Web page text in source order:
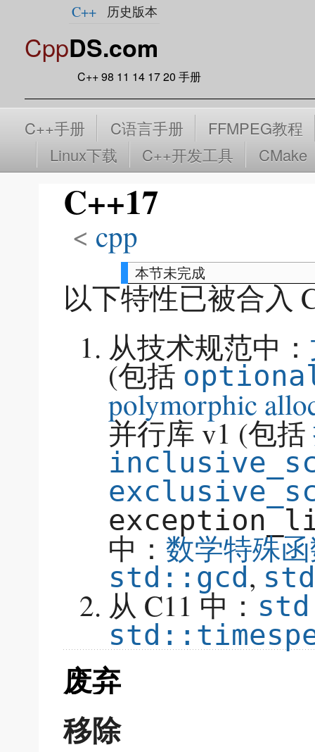
CppDS.com
C++ 98 11 14 17 20 手册
C++手册 C语言手册
FFMPEG教程
Linux下载
C++开发工具 CMake
C++17
< cpp
C++ 历史版本
本节未完成
以下特性已被合入
从技术规范中：
(包括
polymorphic
并行库 v1 (包括
中： 数学特殊
std::gcd,
从 C11 中：
废弃
移除